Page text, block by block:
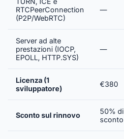
RTCPeerConnection
(P2P/WebRTC)
—
Server ad alte
prestazioni (IOCP,
EPOLL, HTTP.SYS)
—
Licenza (1
sviluppatore)
€380
Sconto sul rinnovo
50% di
sconto